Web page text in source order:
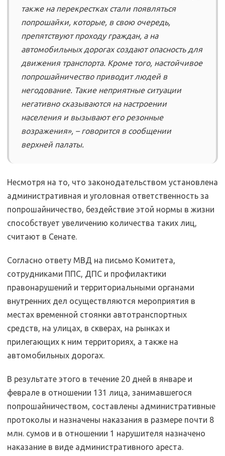
также на перекрестках стали появляться
попрошайки, которые, в свою очередь,
препятствуют проходу граждан, а на
автомобильных дорогах создают опасность для
движения транспорта. Кроме того, настойчивое
попрошайничество приводит людей в
негодование. Такие неприятные ситуации
негативно сказываются на настроении
населения и вызывают его резонные
возражения», – говорится в сообщении
верхней палаты.
Несмотря на то, что законодательством установлена
административная и уголовная ответственность за
попрошайничество, бездействие этой нормы в жизни
способствует увеличению количества таких лиц,
считают в Сенате.
Согласно ответу МВД на письмо Комитета,
сотрудниками ППС, ДПС и профилактики
правонарушений и территориальными органами
внутренних дел осуществляются мероприятия в
местах временной стоянки автотранспортных
средств, на улицах, в скверах, на рынках и
прилегающих к ним территориях, а также на
автомобильных дорогах.
В результате этого в течение 20 дней в январе и
феврале в отношении 131 лица, занимавшегося
попрошайничеством, составлены административные
протоколы и назначены наказания в размере почти 8
млн. сумов и в отношении 1 нарушителя назначено
наказание в виде административного ареста.